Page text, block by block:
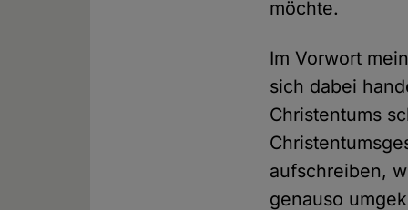
möchte.
Im Vorwort
sich dabei
Christentums
aufschreiben,
genauso